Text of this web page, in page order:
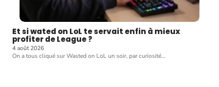
Et si wated on LoL te servait enfin à mieux
profiter de League ?
4 août 2026
On a tous cliqué sur Wasted on LoL un soir, par curiosité…